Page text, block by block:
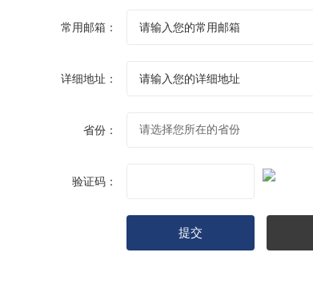
常用邮箱：
详细地址：
省份：
验证码：